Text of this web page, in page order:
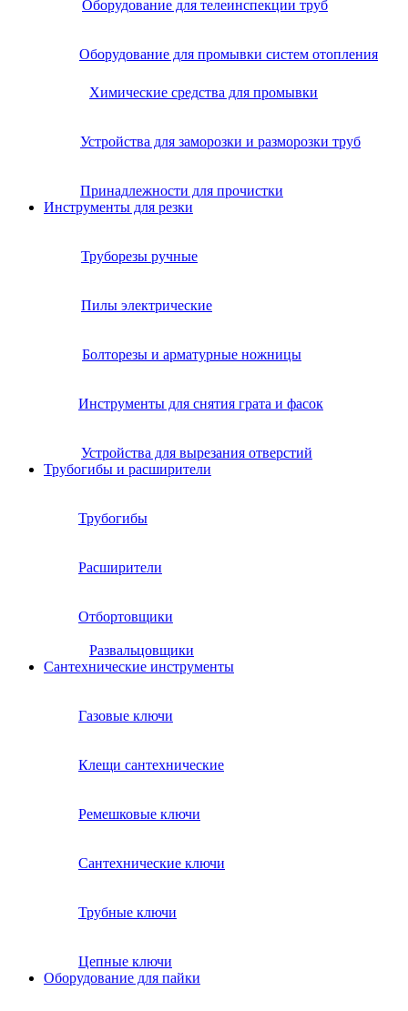
Оборудование для телеинспекции труб
Оборудование для промывки систем отопления
Химические средства для промывки
Устройства для заморозки и разморозки труб
Принадлежности для прочистки
Инструменты для резки
Труборезы ручные
Пилы электрические
Болторезы и арматурные ножницы
Инструменты для снятия грата и фасок
Устройства для вырезания отверстий
Трубогибы и расширители
Трубогибы
Расширители
Отбортовщики
Развальцовщики
Сантехнические инcтрументы
Газовые ключи
Клещи сантехнические
Ремешковые ключи
Сантехнические ключи
Трубные ключи
Цепные ключи
Оборудование для пайки